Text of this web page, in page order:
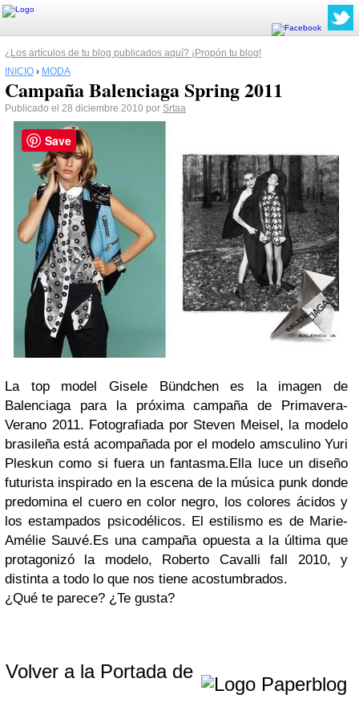
¿Los artículos de tu blog publicados aquí? ¡Propón tu blog!
INICIO › MODA
Campaña Balenciaga Spring 2011
Publicado el 28 diciembre 2010 por Srtaa
La top model Gisele Bündchen es la imagen de
Balenciaga para la próxima campaña de Primavera-
Verano 2011. Fotografiada por Steven Meisel, la modelo
brasileña está acompañada por el modelo amsculino Yuri
Pleskun como si fuera un fantasma. Ella luce un diseño
futurista inspirado en la escena de la música punk donde
predomina el cuero en color negro, los colores ácidos y
los estampados psicodélicos. El estilismo es de Marie-
Amélie Sauvé. Es una campaña opuesta a la última que
protagonizó la modelo, Roberto Cavalli fall 2010, y
distinta a todo lo que nos tiene acostumbrados.
¿Qué te parece? ¿Te gusta?
Volver a la Portada de
Save